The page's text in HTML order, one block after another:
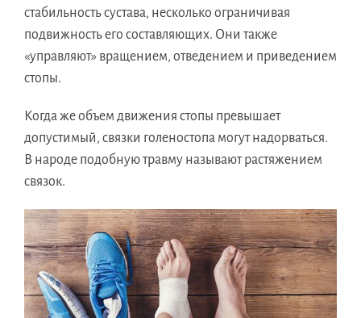
стабильность сустава, несколько ограничивая
подвижность его составляющих. Они также
«управляют» вращением, отведением и приведением
стопы.
Когда же объем движения стопы превышает
допустимый, связки голеностопа могут надорваться.
В народе подобную травму называют растяжением
связок.